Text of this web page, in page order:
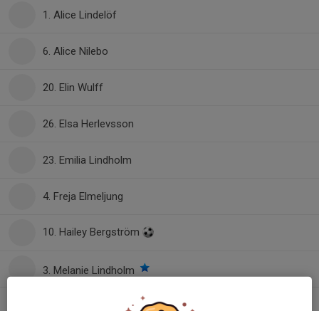
1. Alice Lindelöf
6. Alice Nilebo
20. Elin Wulff
26. Elsa Herlevsson
23. Emilia Lindholm
4. Freja Elmeljung
10. Hailey Bergström
3. Melanie Lindholm